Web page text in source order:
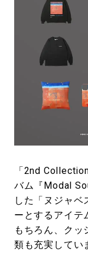
「2nd
バム『Modal
した「ヌジャベ
ーとするアイテ
もちろん、クッ
類も充実してい